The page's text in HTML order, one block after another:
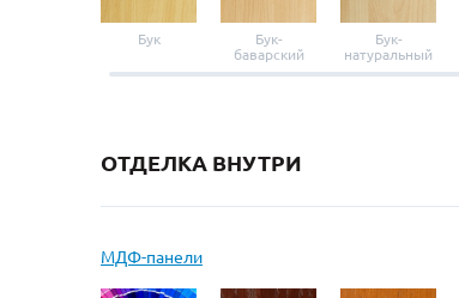
Бук
Бук-
баварский
Бук-
натуральный
ОТДЕЛКА ВНУТРИ
МДФ-панели